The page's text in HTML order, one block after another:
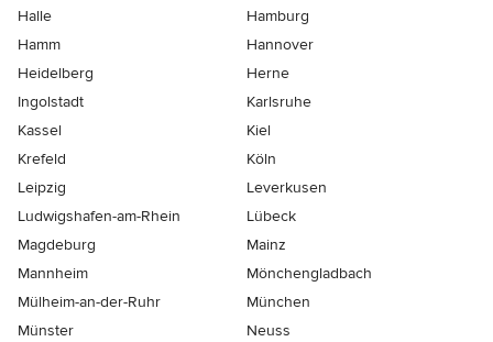
Halle
Hamburg
Hamm
Hannover
Heidelberg
Herne
Ingolstadt
Karlsruhe
Kassel
Kiel
Krefeld
Köln
Leipzig
Leverkusen
Ludwigshafen-am-Rhein
Lübeck
Magdeburg
Mainz
Mannheim
Mönchen­gladbach
Mülheim-an-der-Ruhr
München
Münster
Neuss